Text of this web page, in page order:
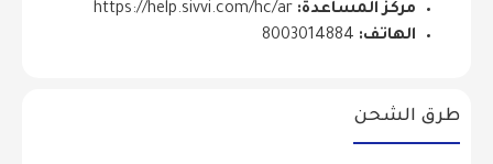
مركز المساعدة:
الهاتف:
طرق الشحن